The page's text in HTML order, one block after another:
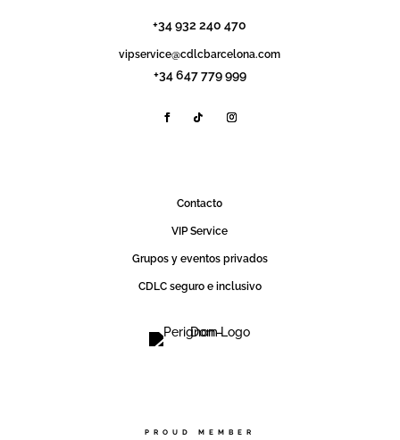
+34 932 240 470
vipservice@cdlcbarcelona.com
+34 647 779 999
Contact0
VIP Service
Grupos y eventos privados
CDLC seguro e inclusivo
PROUD MEMBER